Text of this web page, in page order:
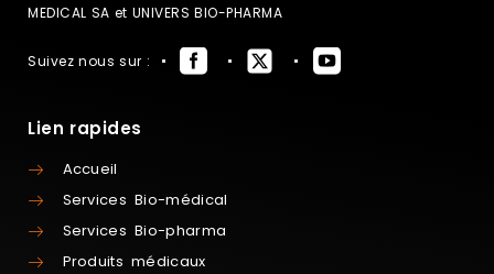
MEDICAL SA et UNIVERS BIO-PHARMA
Suivez nous sur :
Lien rapides
Accueil
Services Bio-médical
Services Bio-pharma
Produits médicaux